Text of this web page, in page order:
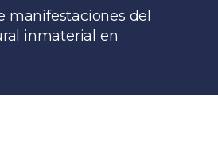
manifestaciones del
inmaterial en